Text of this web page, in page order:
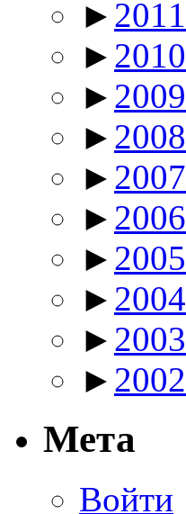
► 2011
► 2010
► 2009
► 2008
► 2007
► 2006
► 2005
► 2004
► 2003
► 2002
Мета
Войти